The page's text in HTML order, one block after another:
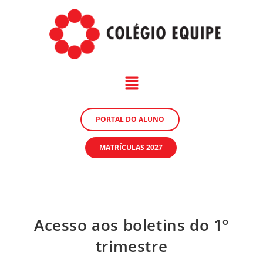
PORTAL DO ALUNO
MATRÍCULAS 2027
Acesso aos boletins do 1º
trimestre